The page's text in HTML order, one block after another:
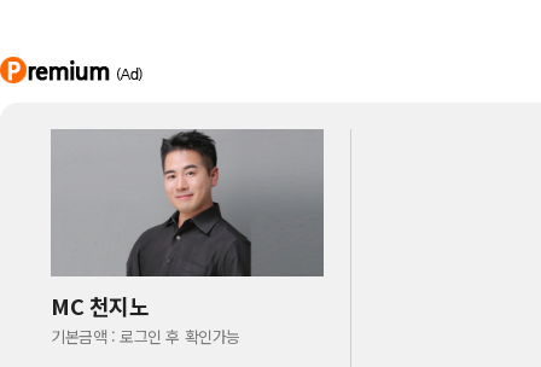
MC 천지노
기본금액 : 로그인 후 확인가능